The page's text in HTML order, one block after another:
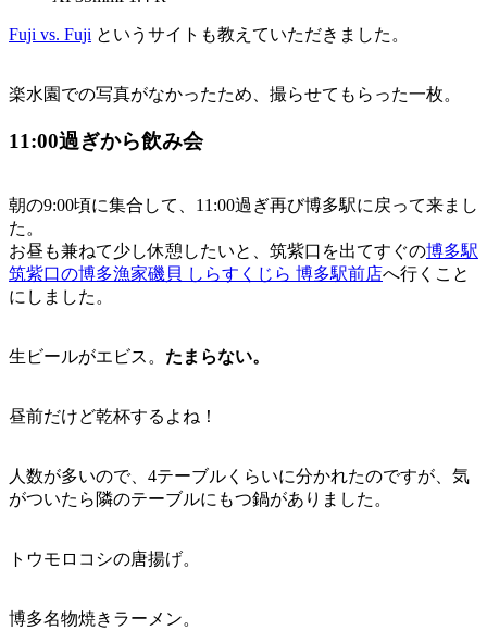
Fuji vs. Fuji というサイトも教えていただきました。
楽水園での写真がなかったため、撮らせてもらった一枚。
11:00過ぎから飲み会
朝の9:00頃に集合して、11:00過ぎ再び博多駅に戻って来まし
た。
お昼も兼ねて少し休憩したいと、筑紫口を出てすぐの博多駅
筑紫口の博多漁家磯貝 しらすくじら 博多駅前店へ行くこと
にしました。
生ビールがエビス。 たまらない。
昼前だけど乾杯するよね！
人数が多いので、4テーブルくらいに分かれたのですが、気
がついたら隣のテーブルにもつ鍋がありました。
トウモロコシの唐揚げ。
博多名物焼きラーメン。